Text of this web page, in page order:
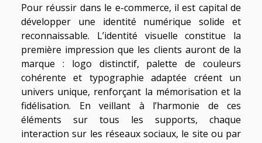
Pour réussir dans le e-commerce, il est capital de
développer une identité numérique solide et
reconnaissable. L’identité visuelle constitue la
première impression que les clients auront de la
marque : logo distinctif, palette de couleurs
cohérente et typographie adaptée créent un
univers unique, renforçant la mémorisation et la
fidélisation. En veillant à l’harmonie de ces
éléments sur tous les supports, chaque
interaction sur les réseaux sociaux, le site ou par